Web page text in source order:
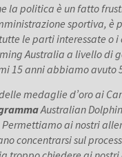
la politica è un fatto
sportiva,
le parti interessate o
Australia a livello di
15 anni abbiamo avuto 5
medaglie d’oro ai
Australian
ai nostri
concentrarsi sul